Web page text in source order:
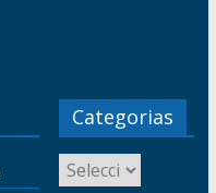
Categorias